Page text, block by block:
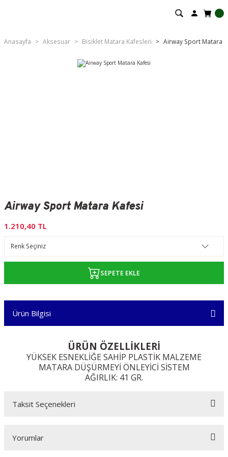
Anasayfa Aksesuar Bisiklet Matara Kafesleri Airway Sport Matara
Airway Sport Matara Kafesi
1.210,40 TL
SEPETE EKLE
Ürün Bilgisi
ÜRÜN ÖZELLİKLERİ
YÜKSEK ESNEKLİĞE SAHİP PLASTİK MALZEME
MATARA DÜŞÜRMEYİ ÖNLEYİCİ SİSTEM
AĞIRLIK: 41 GR.
Taksit Seçenekleri
Yorumlar